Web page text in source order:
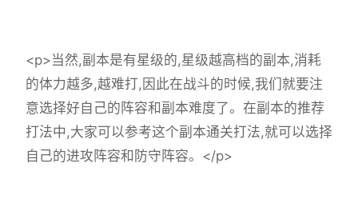
<p>当然,副本是有星级的,星级越高档的副本,消耗
的体力越多,越难打,因此在战斗的时候,我们就要注
意选择好自己的阵容和副本难度了。在副本的推荐
打法中,大家可以参考这个副本通关打法,就可以选择
自己的进攻阵容和防守阵容。</p>